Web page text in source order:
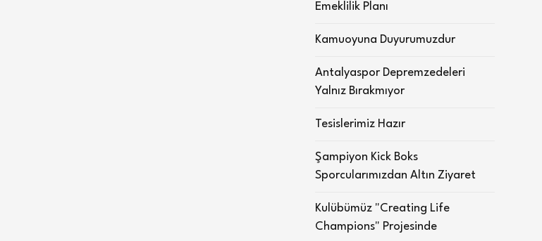
Emeklilik Planı
Kamuoyuna Duyurumuzdur
Antalyaspor Depremzedeleri
Yalnız Bırakmıyor
Tesislerimiz Hazır
Şampiyon Kick Boks
Sporcularımızdan Altın Ziyaret
Kulübümüz "Creating Life
Champions" Projesinde